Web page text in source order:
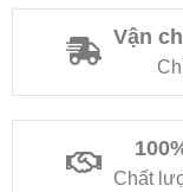
Vận
Chất